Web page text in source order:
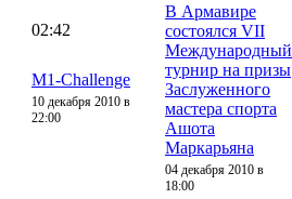
02:42
M1-Challenge
10 декабря 2010 в
22:00
В Армавире
состоялся VII
Международный
турнир на призы
Заслуженного
мастера спорта
Ашота
Маркарьяна
04 декабря 2010 в
18:00